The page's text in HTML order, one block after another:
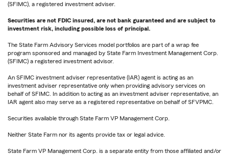
(SFIMC), a registered investment adviser.
Securities are not FDIC insured, are not bank guaranteed and are subject to
investment risk, including possible loss of principal.
The State Farm Advisory Services model portfolios are part of a wrap fee
program sponsored and managed by State Farm Investment Management Corp.
(SFIMC) a registered investment advisor.
An SFIMC investment adviser representative (IAR) agent is acting as an
investment adviser representative only when providing advisory services on
behalf of SFIMC. In addition to acting as an investment adviser representative, an
IAR agent also may serve as a registered representative on behalf of SFVPMC.
Securities available through State Farm VP Management Corp.
Neither State Farm nor its agents provide tax or legal advice.
State Farm VP Management Corp. is a separate entity from those affiliated and/or